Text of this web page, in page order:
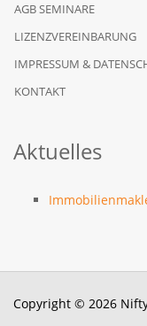
AGB SEMINARE
LIZENZVEREINBARUNG
IMPRESSUM &
KONTAKT
Aktuelles
Copyright © 2026